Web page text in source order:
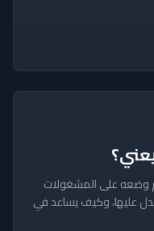
وضعه على المشغولات
عليها، وكيف يساعد في